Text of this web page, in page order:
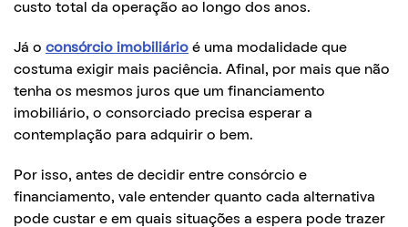
custo total da operação ao longo dos anos.
Já o consórcio imobiliário é uma modalidade que
costuma exigir mais paciência. Afinal, por mais que não
tenha os mesmos juros que um financiamento
imobiliário, o consorciado precisa esperar a
contemplação para adquirir o bem.
Por isso, antes de decidir entre consórcio e
financiamento, vale entender quanto cada alternativa
pode custar e em quais situações a espera pode trazer